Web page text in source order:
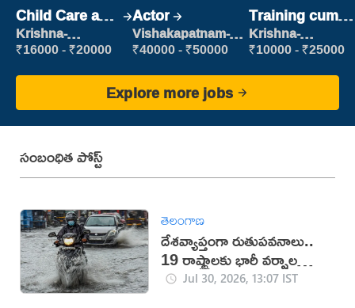
Child Care and
Patient care
Krishna-
vijayawada
₹16000 - ₹20000
Actor
Vishakapatnam-
new
₹40000 - ₹50000
Training cum
Placement
Krishna-
vijayawada
₹10000 - ₹25000
Explore more jobs
సంబంధిత పోస్ట్
తెలంగాణ
దేశవ్యాప్తంగా రుతుపవనాలు..
19 రాష్ట్రాలకు భారీ వర్షాల
హెచ్చరికJul 30, 2026, 13:07 IST